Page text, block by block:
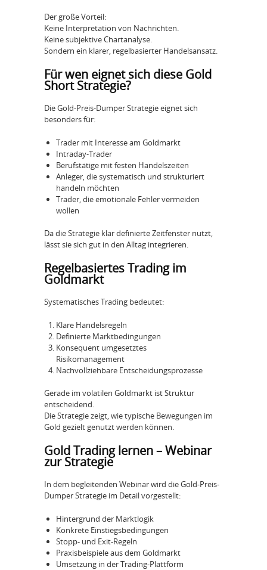
Der große Vorteil:
Keine Interpretation von Nachrichten.
Keine subjektive Chartanalyse.
Sondern ein klarer, regelbasierter Handelsansatz.
Für wen eignet sich diese Gold
Short Strategie?
Die Gold-Preis-Dumper Strategie eignet sich
besonders für:
Trader mit Interesse am Goldmarkt
Intraday-Trader
Berufstätige mit festen Handelszeiten
Anleger, die systematisch und strukturiert
handeln möchten
Trader, die emotionale Fehler vermeiden
wollen
Da die Strategie klar definierte Zeitfenster nutzt,
lässt sie sich gut in den Alltag integrieren.
Regelbasiertes Trading im
Goldmarkt
Systematisches Trading bedeutet:
Klare Handelsregeln
Definierte Marktbedingungen
Konsequent umgesetztes
Risikomanagement
Nachvollziehbare Entscheidungsprozesse
Gerade im volatilen Goldmarkt ist Struktur
entscheidend.
Die Strategie zeigt, wie typische Bewegungen im
Gold gezielt genutzt werden können.
Gold Trading lernen – Webinar
zur Strategie
In dem begleitenden Webinar wird die Gold-Preis-
Dumper Strategie im Detail vorgestellt:
Hintergrund der Marktlogik
Konkrete Einstiegsbedingungen
Stopp- und Exit-Regeln
Praxisbeispiele aus dem Goldmarkt
Umsetzung in der Trading-Plattform